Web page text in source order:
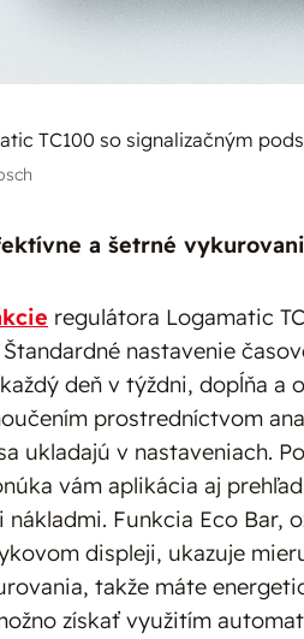
TC100 so signalizačným
a šetrné
regulátora Logamatic
nastavenie
deň v týždni, dopĺňa a
prostredníctvom
ukladajú v nastaveniach.
vám aplikácia aj
Funkcia Eco Bar,
displeji, ukazuje
takže máte
získať využitím